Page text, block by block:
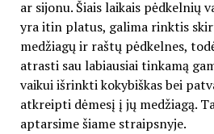
ar sijonu. Šiais laikais pėdkelnių
yra itin platus, galima rinktis
medžiagų ir raštų pėdkelnes,
atrasti sau labiausiai tinkamą
vaikui išrinkti kokybiškas bei
atkreipti dėmesį į jų medžiagą.
aptarsime šiame straipsnyje.